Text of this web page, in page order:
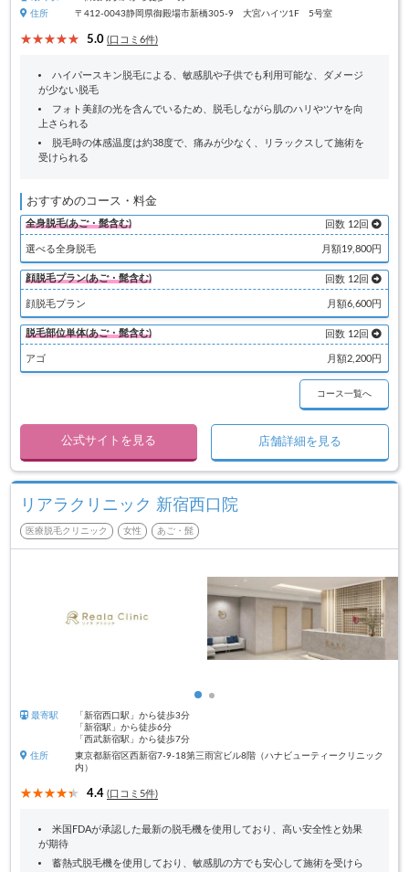
住所
〒412-0043静岡県御殿場市新橋305-9 大宮ハイツ1F 5号室
5.0 (口コミ6件)
ハイパースキン脱毛による、敏感肌や子供でも利用可能な、ダメージ
が少ない脱毛
フォト美顔の光を含んでいるため、脱毛しながら肌のハリやツヤを向
上さられる
脱毛時の体感温度は約38度で、痛みが少なく、リラックスして施術を
受けられる
おすすめのコース・料金
全身脱毛(あご・髭含む) 回数 12回
選べる全身脱毛 月額19,800円
顔脱毛プラン(あご・髭含む) 回数 12回
顔脱毛プラン 月額6,600円
脱毛部位単体(あご・髭含む) 回数 12回
アゴ 月額2,200円
コース一覧へ
公式サイトを見る 店舗詳細を見る
リアラクリニック 新宿西口院
医療脱毛クリニック 女性 あご・髭
最寄駅
「新宿西口駅」から徒歩3分
「新宿駅」から徒歩6分
「西武新宿駅」から徒歩7分
住所
東京都新宿区西新宿7-9-18第三雨宮ビル8階（ハナビューティークリニック
内）
4.4 (口コミ5件)
米国FDAが承認した最新の脱毛機を使用しており、高い安全性と効果
が期待
蓄熱式脱毛機を使用しており、敏感肌の方でも安心して施術を受けら